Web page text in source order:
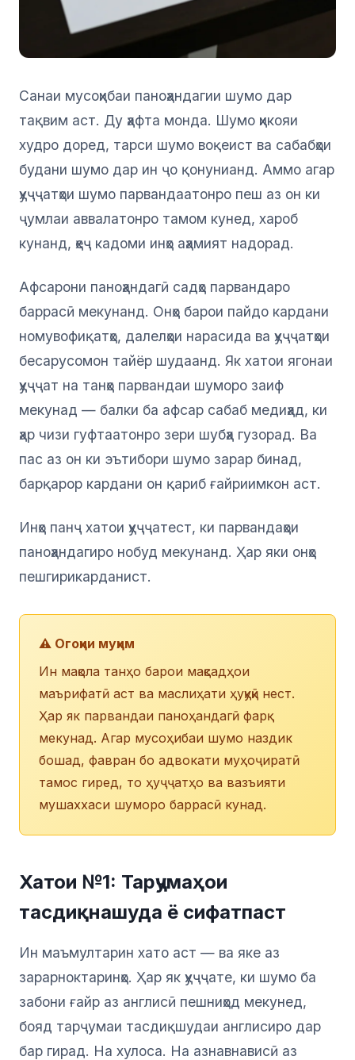
Санаи мусоҳибаи паноҳандагии шумо дар
тақвим аст. Ду ҳафта монда. Шумо ҳикояи
худро доред, тарси шумо воқеист ва сабабҳои
будани шумо дар ин ҷо қонунианд. Аммо агар
ҳуҷҷатҳои шумо парвандаатонро пеш аз он ки
ҷумлаи аввалатонро тамом кунед, хароб
кунанд, ҳеҷ кадоми инҳо аҳамият надорад.
Афсарони паноҳандагӣ садҳо парвандаро
баррасӣ мекунанд. Онҳо барои пайдо кардани
номувофиқатҳо, далелҳои нарасида ва ҳуҷҷатҳои
бесарусомон тайёр шудаанд. Як хатои ягонаи
ҳуҷҷат на танҳо парвандаи шуморо заиф
мекунад — балки ба афсар сабаб медиҳад, ки
ҳар чизи гуфтаатонро зери шубҳа гузорад. Ва
пас аз он ки эътибори шумо зарар бинад,
барқарор кардани он қариб ғайриимкон аст.
Инҳо панҷ хатои ҳуҷҷатест, ки парвандаҳои
паноҳандагиро нобуд мекунанд. Ҳар яки онҳо
пешгирикарданист.
⚠️ Огоҳии муҳим
Ин мақола танҳо барои мақсадҳои
маърифатӣ аст ва маслиҳати ҳуқуқӣ нест.
Ҳар як парвандаи паноҳандагӣ фарқ
мекунад. Агар мусоҳибаи шумо наздик
бошад, фавран бо адвокати муҳоҷиратӣ
тамос гиред, то ҳуҷҷатҳо ва вазъияти
мушаххаси шуморо баррасӣ кунад.
Хатои №1: Тарҷумаҳои
тасдиқнашуда ё сифатпаст
Ин маъмултарин хато аст — ва яке аз
зарарноктаринҳо. Ҳар як ҳуҷҷате, ки шумо ба
забони ғайр аз англисӣ пешниҳод мекунед,
бояд тарҷумаи тасдиқшудаи англисиро дар
бар гирад. На хулоса. На азнавнависӣ аз